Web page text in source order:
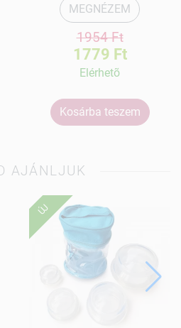
MEGNÉZEM
1954 Ft
1779 Ft
Elérhetõ
Kosárba teszem
AJÁNLJUK
ÚJ